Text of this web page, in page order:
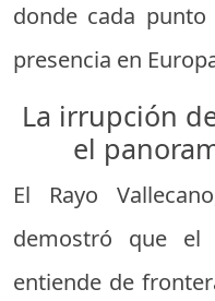
donde cada
presencia en
La irrupción
el
El Rayo
demostró que el
entiende de